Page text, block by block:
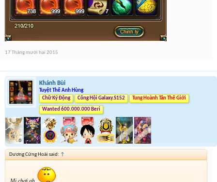
17 Tháng mười hai 2015
Khánh Bùi
Tuyệt Thế Anh Hùng
Chữ Ký Động
Công Hội Galaxy.S152 Tung Hoành Tân Thế Giới
Wanted 600.000.000 Beri
Dương Cửng Hoài said: ↑